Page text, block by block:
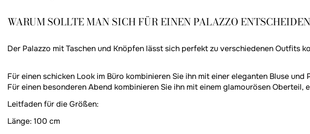
WARUM SOLLTE MAN SICH FÜR EINEN PALAZZO
Der Palazzo mit Taschen und Knöpfen lässt sich perfekt zu verschiedenen Outfits
Für einen schicken Look im Büro kombinieren Sie ihn mit einer eleganten Bluse und
Für einen besonderen Abend kombinieren Sie ihn mit einem glamourösen Oberteil,
Leitfaden für die Größen:
Länge: 100 cm